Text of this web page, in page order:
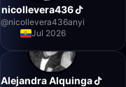
nicollevera436
@nicollevera436anyi
Jul 2026
Alejandra Alquinga